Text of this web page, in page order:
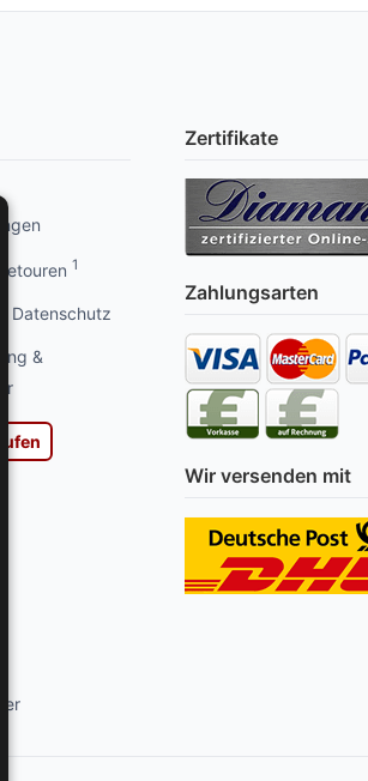
1
Datenschutz
&
Zertifikate
Zahlungsarten
Wir versenden mit